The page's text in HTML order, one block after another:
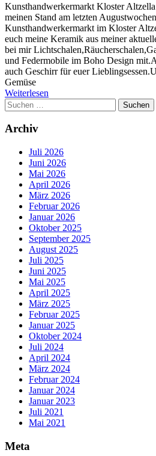
Kunsthandwerkermarkt Kloster
meinen Stand am letzten
Kunsthandwerkermarkt im Kloster
euch meine Keramik aus meiner
bei mir
und Federmobile im Boho Design
auch Geschirr für euer
Gemüse
Weiterlesen
Suchen
nach:
Archiv
Juli 2026
Juni 2026
Mai 2026
April 2026
März 2026
Februar 2026
Januar 2026
Oktober 2025
September 2025
August 2025
Juli 2025
Juni 2025
Mai 2025
April 2025
März 2025
Februar 2025
Januar 2025
Oktober 2024
Juli 2024
April 2024
März 2024
Februar 2024
Januar 2024
Januar 2023
Juli 2021
Mai 2021
Meta